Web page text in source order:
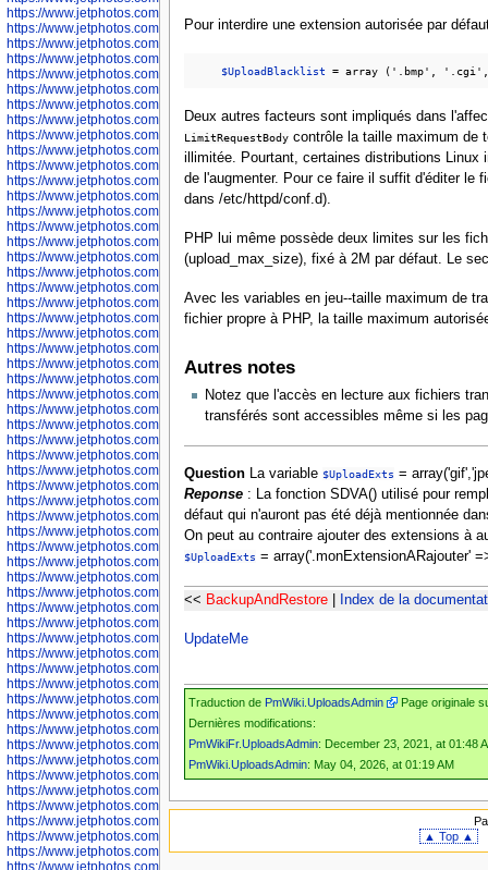
https://www.jetphotos.com/photographer/600052
https://www.jetphotos.com/photographer/600053
https://www.jetphotos.com/photographer/600055
https://www.jetphotos.com/photographer/600057
https://www.jetphotos.com/photographer/600641
https://www.jetphotos.com/photographer/600644
https://www.jetphotos.com/photographer/600645
https://www.jetphotos.com/photographer/600646
https://www.jetphotos.com/photographer/602231
https://www.jetphotos.com/photographer/602240
https://www.jetphotos.com/photographer/602244
https://www.jetphotos.com/photographer/602247
https://www.jetphotos.com/photographer/602261
https://www.jetphotos.com/photographer/602265
https://www.jetphotos.com/photographer/602279
https://www.jetphotos.com/photographer/602307
https://www.jetphotos.com/photographer/602315
https://www.jetphotos.com/photographer/602323
https://www.jetphotos.com/photographer/602340
https://www.jetphotos.com/photographer/602346
https://www.jetphotos.com/photographer/602741
https://www.jetphotos.com/photographer/602743
https://www.jetphotos.com/photographer/602744
https://www.jetphotos.com/photographer/602745
https://www.jetphotos.com/photographer/602746
https://www.jetphotos.com/photographer/602748
https://www.jetphotos.com/photographer/602749
https://www.jetphotos.com/photographer/602750
https://www.jetphotos.com/photographer/602757
https://www.jetphotos.com/photographer/602758
https://www.jetphotos.com/photographer/602762
https://www.jetphotos.com/photographer/602763
https://www.jetphotos.com/photographer/602764
https://www.jetphotos.com/photographer/602769
https://www.jetphotos.com/photographer/602770
https://www.jetphotos.com/photographer/602772
https://www.jetphotos.com/photographer/602773
https://www.jetphotos.com/photographer/602774
https://www.jetphotos.com/photographer/602775
https://www.jetphotos.com/photographer/601186
https://www.jetphotos.com/photographer/601188
https://www.jetphotos.com/photographer/601189
https://www.jetphotos.com/photographer/601191
https://www.jetphotos.com/photographer/601192
https://www.jetphotos.com/photographer/601194
https://www.jetphotos.com/photographer/601196
https://www.jetphotos.com/photographer/601197
https://www.jetphotos.com/photographer/601248
https://www.jetphotos.com/photographer/601249
https://www.jetphotos.com/photographer/601250
https://www.jetphotos.com/photographer/601251
https://www.jetphotos.com/photographer/601252
https://www.jetphotos.com/photographer/601254
https://www.jetphotos.com/photographer/601255
https://www.jetphotos.com/photographer/601256
https://www.jetphotos.com/photographer/601258
https://www.jetphotos.com/photographer/601260
Pour interdire une extension autorisée par
$UploadBlacklist
Deux autres facteurs sont impliqués dans
LimitRequestBodycontrôle la taille maximum de
illimitée. Pourtant, certaines distributions
de l'augmenter. Pour ce faire il suffit d'éditer le
dans /etc/httpd/conf.d).
PHP lui même possède deux limites sur les
(upload_max_size), fixé à 2M par défaut. Le
Avec les variables en jeu--taille maximum de
fichier propre à PHP, la taille maximum
Autres notes
Notez que l'accès en lecture aux fichiers
transférés sont accessibles même si les
QuestionLa variable $UploadExts =
Reponse: La fonction SDVA() utilisé pour
défaut qui n'auront pas été déjà mentionnée
On peut au contraire ajouter des extensions à
$UploadExts = array('.monExtensionARajouter'
<< BackupAndRestore| Index de la
UpdateMe
Traduction de PmWiki.UploadsAdmin
Page originale
Dernières modifications:
PmWikiFr.UploadsAdmin: December 23, 2021, at 01:48
PmWiki.UploadsAdmin: May 04, 2026, at 01:19 AM
▲ Top ▲